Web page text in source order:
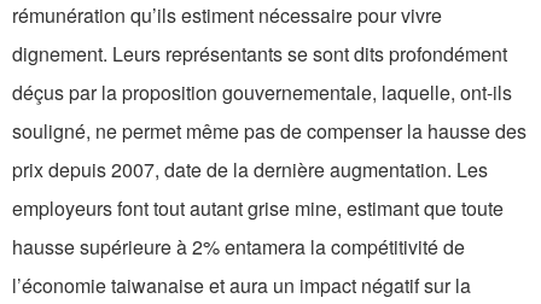
rémunération qu’ils estiment nécessaire pour vivre
dignement. Leurs représentants se sont dits profondément
déçus par la proposition gouvernementale, laquelle, ont-ils
souligné, ne permet même pas de compenser la hausse des
prix depuis 2007, date de la dernière augmentation. Les
employeurs font tout autant grise mine, estimant que toute
hausse supérieure à 2% entamera la compétitivité de
l’économie taiwanaise et aura un impact négatif sur la